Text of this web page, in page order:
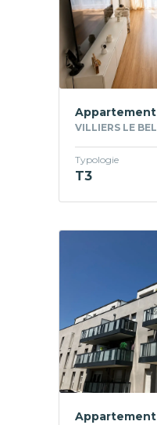
Appartement
VILLIERS LE
Typologie
T3
Appartement